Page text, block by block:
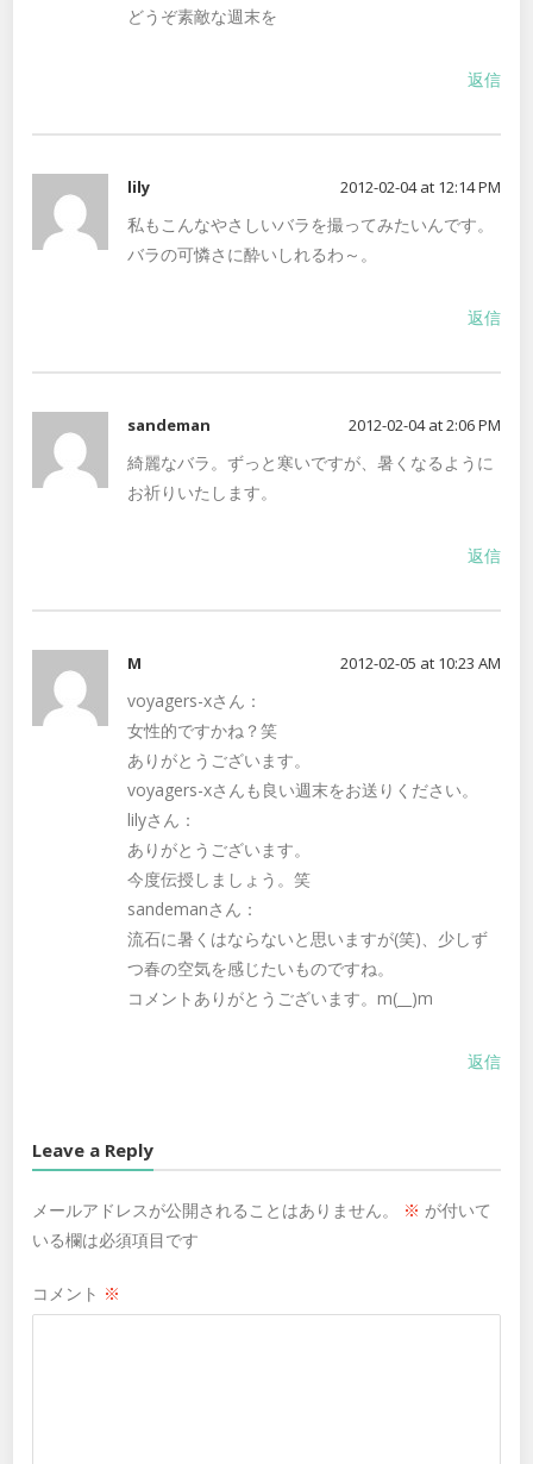
どうぞ素敵な週末を
返信
lily 2012-02-04 at 12:14 PM
私もこんなやさしいバラを撮ってみたいんです。
バラの可憐さに酔いしれるわ～。
返信
sandeman 2012-02-04 at 2:06 PM
綺麗なバラ。ずっと寒いですが、暑くなるように
お祈りいたします。
返信
M 2012-02-05 at 10:23 AM
voyagers-xさん：
女性的ですかね？笑
ありがとうございます。
voyagers-xさんも良い週末をお送りください。
lilyさん：
ありがとうございます。
今度伝授しましょう。笑
sandemanさん：
流石に暑くはならないと思いますが(笑)、少しず
つ春の空気を感じたいものですね。
コメントありがとうございます。m(__)m
返信
Leave a Reply
メールアドレスが公開されることはありません。 ※ が付いて
いる欄は必須項目です
コメント ※